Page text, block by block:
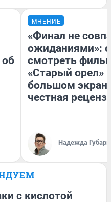
об
МНЕНИЕ
«Финал не
ожиданиями»:
смотреть
«Старый орел»
большом
честная
Надежда Губарь
с кислотой